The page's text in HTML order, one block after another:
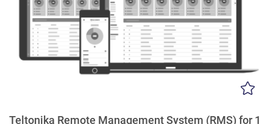
Teltonika Remote Management System (RMS) for 1